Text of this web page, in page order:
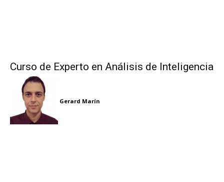
Curso de Experto en Análisis de Inteligencia
Gerard Marín